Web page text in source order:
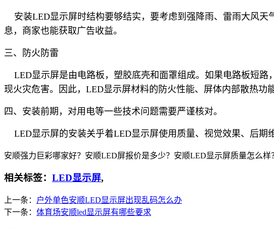
安装LED显示屏时结构要够结实，要考虑到强降雨、雷雨大风天
息，商家也能获取广告收益。
三、防火防雷
LED显示屏是由电路板，塑胶底壳和面罩组成。如果电路板短路
现火灾危害。因此，LED显示屏材料的防火性能、屏体内部散热功
四、安装前期，对用电等一些技术问题需要严谨核对。
LED显示屏的安装关乎着LED显示屏使用质量、视觉效果、后期
安顺强力巨彩哪家好？安顺LED屏报价是多少？安顺LED显示屏质量怎么
相关标签： LED显示屏,
上一条：
户外单色安顺LED显示屏出现乱码怎么办
下一条： 体育场安顺led显示屏有哪些要求